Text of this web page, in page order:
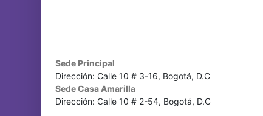
Sede Principal
Dirección: Calle 10 # 3-16, Bogotá, D.C
Sede Casa Amarilla
Dirección: Calle 10 # 2-54, Bogotá, D.C